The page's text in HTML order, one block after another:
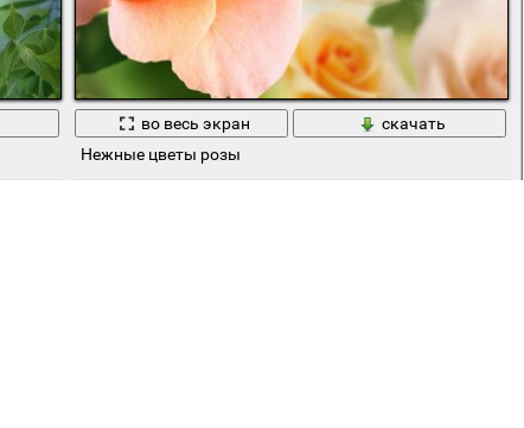
во весь экран
скачать
Нежные цветы розы